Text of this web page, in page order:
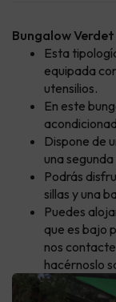
Bungalow Verdet
Esta
equipada
utensilios.
En este
Dispone de
una
Podrás
sillas y una
Puedes
que es bajo
nos
hacérnoslo